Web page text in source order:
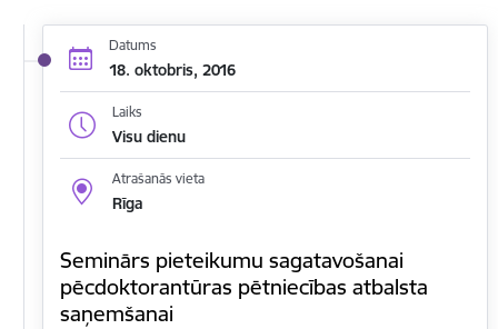
Datums
18. oktobris, 2016
Laiks
Visu dienu
Atrašanās vieta
Rīga
Seminārs pieteikumu sagatavošanai
pēcdoktorantūras pētniecības atbalsta
saņemšanai